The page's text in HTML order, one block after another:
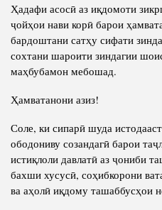
Ҳадафи асосӣ аз иқдомоти
ҷойҳои нави корӣ барои
бардоштани сатҳу сифати
сохтани шароити зиндагии
маҳбубамон мебошад.
Ҳамватанони азиз!
Соле, ки сипарӣ шуда
ободониву созандагӣ барои
истиқлоли давлатӣ аз ҷониби
бахши хусусӣ, соҳибкорони
ва аҳолӣ иқдому ташаббусҳои